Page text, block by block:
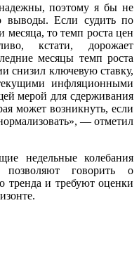
поэтому я бы не
выводы. Если судить по
то темп роста цен
кстати, дорожает
месяцы темп роста
снизил ключевую ставку,
инфляционными
мерой для сдерживания
может возникнуть, если
— отметил
недельные колебания
говорить о
тренда и требуют оценки